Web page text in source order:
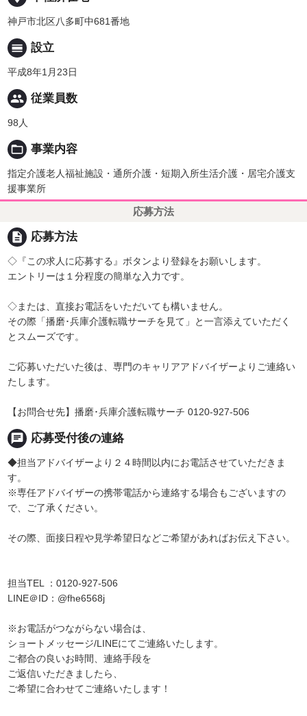
神戸市北区八多町中681番地
calendar_view_day 設立
平成8年1月23日
people 従業員数
98人
folder_open 事業内容
指定介護老人福祉施設・通所介護・短期入所生活介護・居宅介護支
援事業所
応募方法
description 応募方法
◇『この求人に応募する』ボタンより登録をお願いします。
エントリーは１分程度の簡単な入力です。
◇または、直接お電話をいただいても構いません。
その際「播磨･兵庫介護転職サーチを見て」と一言添えていただく
とスムーズです。
ご応募いただいた後は、専門のキャリアアドバイザーよりご連絡い
たします。
【お問合せ先】播磨･兵庫介護転職サーチ 0120-927-506
chat 応募受付後の連絡
◆担当アドバイザーより２４時間以内にお電話させていただきま
す。
※専任アドバイザーの携帯電話から連絡する場合もございますの
で、ご了承ください。
その際、面接日程や見学希望日などご希望があればお伝え下さい。
担当TEL ：0120-927-506
LINE＠ID：@fhe6568j
※お電話がつながらない場合は、
ショートメッセージ/LINEにてご連絡いたします。
ご都合の良いお時間、連絡手段を
ご返信いただきましたら、
ご希望に合わせてご連絡いたします！